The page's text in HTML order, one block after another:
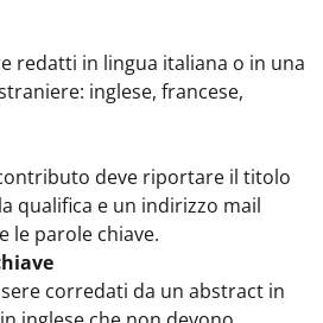
redatti in lingua italiana o in una
inglese, francese,
deve riportare il titolo
qualifica e un indirizzo mail
le parole chiave.
corredati da un abstract in